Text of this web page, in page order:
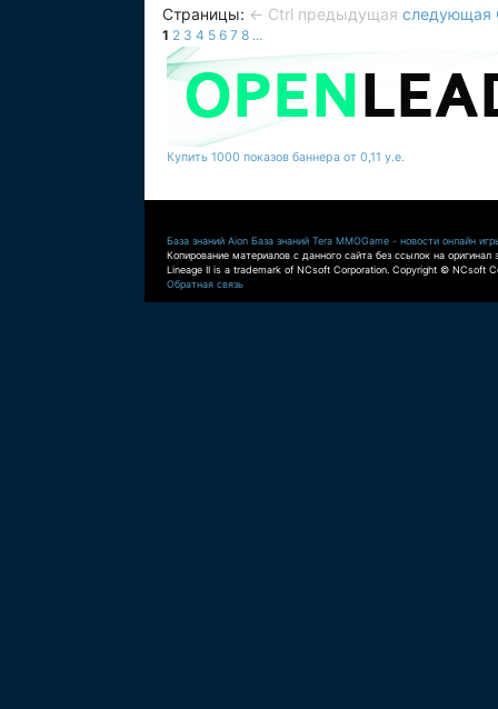
Страницы: ← Ctrl предыдущая следующая
1 2 3 4 5 6 7 8 ...
Купить 1000 показов баннера от 0,11 у.е.
База знаний Aion База знаний Tera MMOGame - новости онлайн
Копирование материалов с данного сайта без ссылок на оригинал
Lineage II is a trademark of NCsoft Corporation. Copyright © NCsoft
Обратная связь